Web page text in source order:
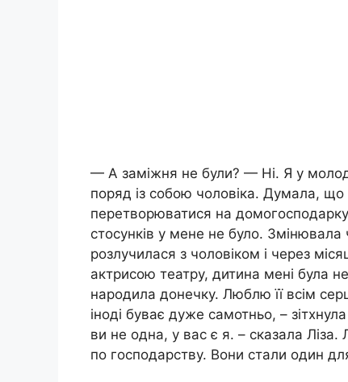
— А заміжня не були? — Ні. Я у
поряд із собою чоловіка. Думала,
перетворюватися на
стосунків у мене не було. Змінювала
розлучилася з чоловіком і через
актрисою театру, дитина мені була
народила донечку. Люблю її всім
іноді буває дуже самотньо, –
ви не одна, у вас є я. – сказала Ліза.
по господарству. Вони стали один